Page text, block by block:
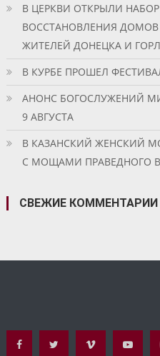
В ЦЕРКВИ ОТКРЫЛИ
ВОССТАНОВЛЕНИЯ
ЖИТЕЛЕЙ ДОНЕЦКА И
В КУРБЕ ПРОШЕЛ
АНОНС БОГОСЛУЖЕНИЙ
9 АВГУСТА
В КАЗАНСКИЙ ЖЕНСКИЙ
С МОЩАМИ ПРАВЕДНОГО
СВЕЖИЕ КОММЕНТАРИИ